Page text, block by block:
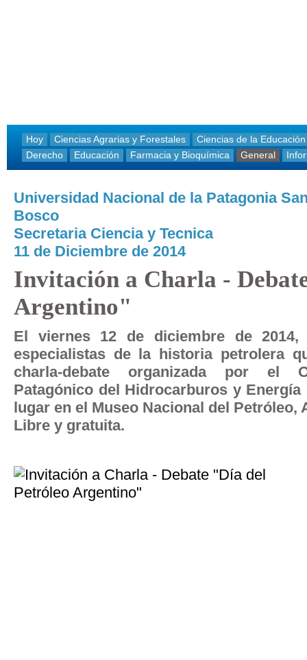
Hoy Ciencias Agrarias y Forestales
Ciencias de la Educación
Derecho
Educación Farmacia y Bioquímica General
Universidad Nacional de la Patagonia
Bosco
Secretaria Ciencia y Tecnica
11 de Diciembre de 2014
Invitación a Charla -
Argentino"
El viernes 12 de diciembre de
especialistas de la historia petrolera
charla-debate organizada por el
Patagónico del Hidrocarburos y Energía
lugar en el Museo Nacional del Petróleo,
Libre y gratuita.